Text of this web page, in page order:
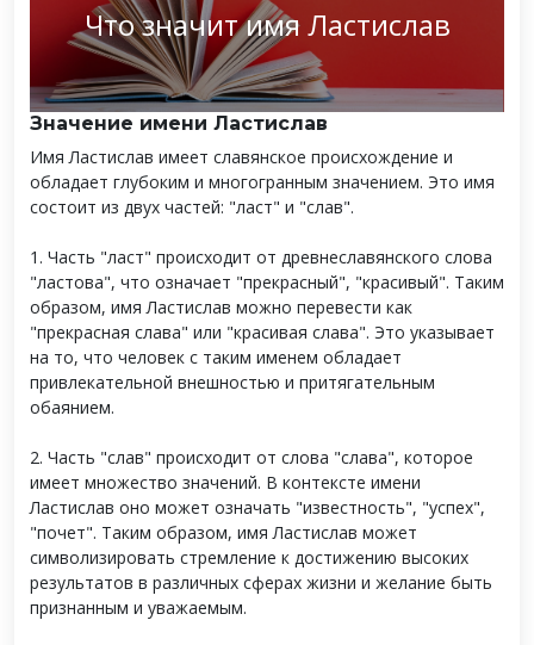
Что значит имя Ластислав
Значение имени Ластислав
Имя Ластислав имеет славянское происхождение и
обладает глубоким и многогранным значением. Это имя
состоит из двух частей: "ласт" и "слав".
1. Часть "ласт" происходит от древнеславянского слова
"ластова", что означает "прекрасный", "красивый". Таким
образом, имя Ластислав можно перевести как
"прекрасная слава" или "красивая слава". Это указывает
на то, что человек с таким именем обладает
привлекательной внешностью и притягательным
обаянием.
2. Часть "слав" происходит от слова "слава", которое
имеет множество значений. В контексте имени
Ластислав оно может означать "известность", "успех",
"почет". Таким образом, имя Ластислав может
символизировать стремление к достижению высоких
результатов в различных сферах жизни и желание быть
признанным и уважаемым.